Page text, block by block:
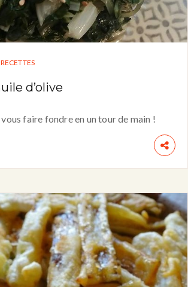
RECETTES
d’olive
faire fondre en un tour de main !